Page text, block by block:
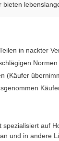
in nackter
(Käufer
auf
und in andere